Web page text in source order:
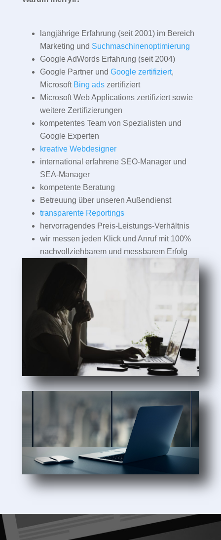
langjährige Erfahrung (seit 2001) im Bereich
Marketing und Suchmaschinenoptimierung
Google AdWords Erfahrung (seit 2004)
Google Partner und Google zertifiziert,
Microsoft Bing adszertifiziert
Microsoft Web Applications zertifiziert sowie
weitere Zertifizierungen
kompetentes Team von Spezialisten und
Google Experten
kreative Webdesigner
international erfahrene SEO-Manager und
SEA-Manager
kompetente Beratung
Betreuung über unseren Außendienst
transparente Reportings
hervorragendes Preis-Leistungs-Verhältnis
wir messen jeden Klick und Anruf mit 100%
nachvollziehbarem und messbarem Erfolg